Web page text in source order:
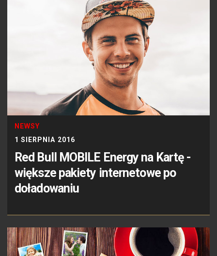
NEWSY
1 SIERPNIA 2016
Red Bull MOBILE Energy na Kartę -
większe pakiety internetowe po
doładowaniu